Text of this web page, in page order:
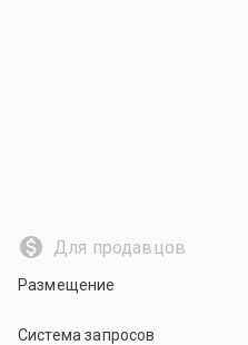
Для продавцов
Размещение
Система запросов